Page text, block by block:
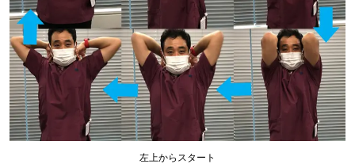
左上からスタート